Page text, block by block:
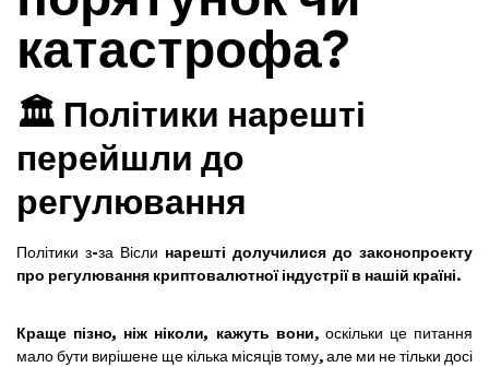
катастрофа?
🏛️ Політики нарешті
перейшли до
регулювання
Політики з-за Вісли нарешті долучилися до законопроекту
про регулювання криптовалютної індустрії в нашій країні.
Краще пізно, ніж ніколи, кажуть вони, оскільки це питання
мало бути вирішене ще кілька місяців тому, але ми не тільки досі